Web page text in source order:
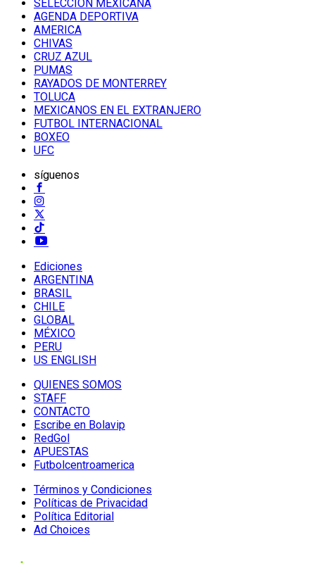
SELECCIÓN MEXICANA
AGENDA DEPORTIVA
AMERICA
CHIVAS
CRUZ AZUL
PUMAS
RAYADOS DE MONTERREY
TOLUCA
MEXICANOS EN EL EXTRANJERO
FUTBOL INTERNACIONAL
BOXEO
UFC
síguenos
Ediciones
ARGENTINA
BRASIL
CHILE
GLOBAL
MÉXICO
PERU
US ENGLISH
QUIENES SOMOS
STAFF
CONTACTO
Escribe en Bolavip
RedGol
APUESTAS
Futbolcentroamerica
Términos y Condiciones
Políticas de Privacidad
Política Editorial
Ad Choices